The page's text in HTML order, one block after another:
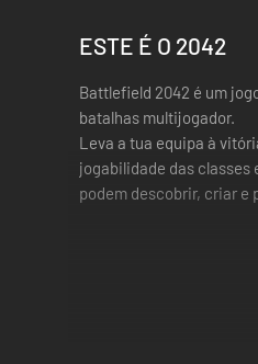
ESTE É O 2042
Battlefield 2042 é um
batalhas multijogador.
Leva a tua equipa à
jogabilidade das classes
podem descobrir, criar e